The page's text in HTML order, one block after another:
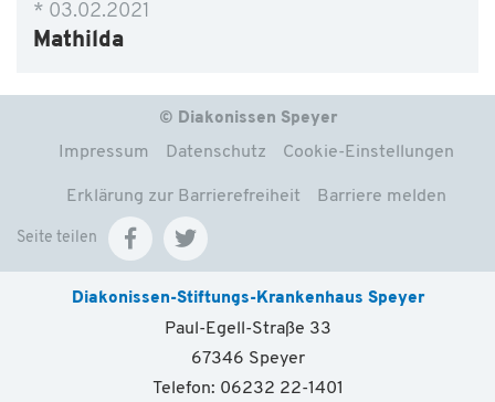
* 03.02.2021
Mathilda
© Diakonissen Speyer
Impressum Datenschutz Cookie-Einstellungen
Erklärung zur Barrierefreiheit Barriere melden
Seite teilen
Diakonissen-Stiftungs-Krankenhaus Speyer
Paul-Egell-Straße 33
67346 Speyer
Telefon: 06232 22-1401